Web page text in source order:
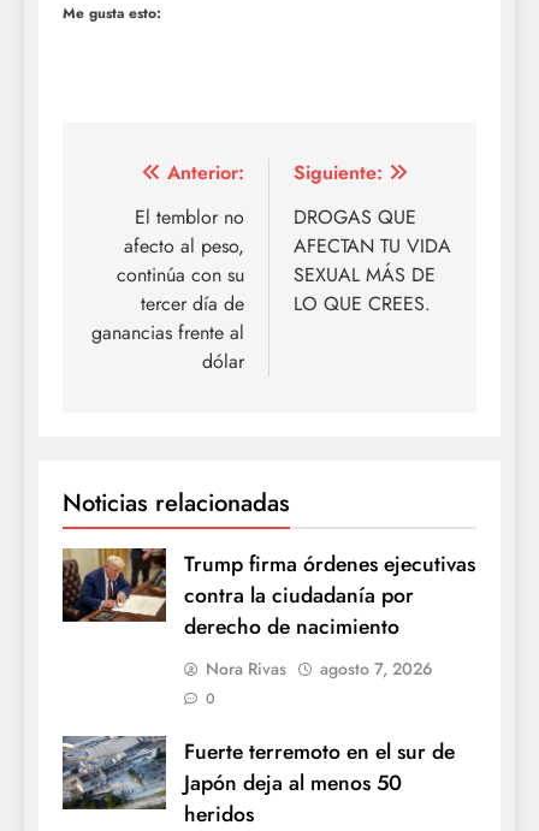
Me gusta esto:
Navegación
entradas
Anterior:
El temblor no
afecto al peso,
continúa con su
tercer día de
ganancias frente al
dólar
Siguiente:
DROGAS QUE
AFECTAN TU VIDA
SEXUAL MÁS DE
LO QUE CREES.
Noticias relacionadas
Trump firma órdenes ejecutivas
contra la ciudadanía por
derecho de nacimiento
Nora Rivas agosto 7, 2026
0
Fuerte terremoto en el sur de
Japón deja al menos 50
heridos